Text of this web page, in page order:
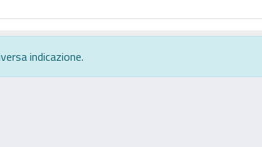
indicazione.